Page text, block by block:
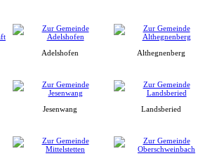
Adelshofen Althegnenberg
Jesenwang Landsberied